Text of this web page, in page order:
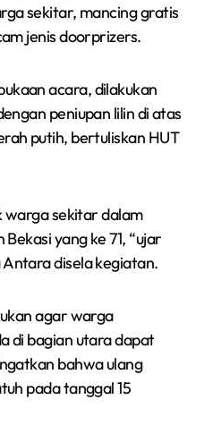
sekitar, mancing gratis
jenis doorprizers.
acara, dilakukan
peniupan lilin di atas
putih, bertuliskan HUT
warga sekitar dalam
yang ke 71, “ujar
disela kegiatan.
agar warga
di bagian utara dapat
bahwa ulang
pada tanggal 15